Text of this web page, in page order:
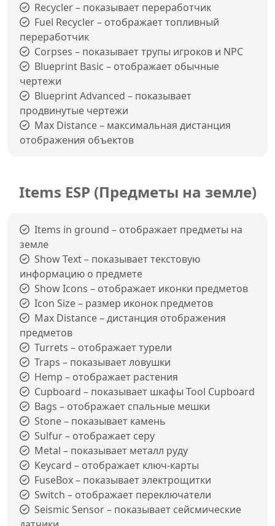
Recycler – показывает переработчик
Fuel Recycler – отображает топливный
переработчик
Corpses – показывает трупы игроков и NPC
Blueprint Basic – отображает обычные
чертежи
Blueprint Advanced – показывает
продвинутые чертежи
Max Distance – максимальная дистанция
отображения объектов
Items ESP (Предметы на земле)
Items in ground – отображает предметы на
земле
Show Text – показывает текстовую
информацию о предмете
Show Icons – отображает иконки предметов
Icon Size – размер иконок предметов
Max Distance – дистанция отображения
предметов
Turrets – отображает турели
Traps – показывает ловушки
Hemp – отображает растения
Cupboard – показывает шкафы Tool Cupboard
Bags – отображает спальные мешки
Stone – показывает камень
Sulfur – отображает серу
Metal – показывает металл руду
Keycard – отображает ключ-карты
FuseBox – показывает электрощитки
Switch – отображает переключатели
Seismic Sensor – показывает сейсмические